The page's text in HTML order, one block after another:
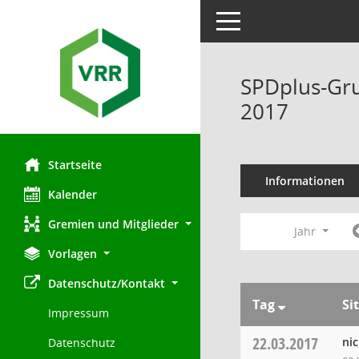
Startseite
Kalender
Gremien und Mitglieder
Vorlagen
Datenschutz/Kontakt
Impressum
Datenschutz
Toggle navigation
SPDplus-
2017
Informationen
Jahr
Tag
22.03.2017